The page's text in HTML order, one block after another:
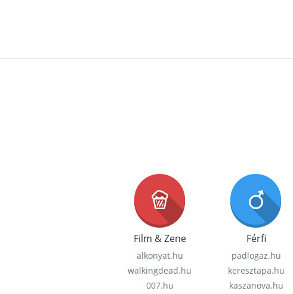
Film & Zene
alkonyat.hu
walkingdead.hu
007.hu
Férfi
padlogaz.hu
keresztapa.hu
kaszanova.hu